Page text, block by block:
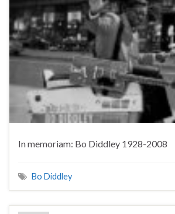
In memoriam: Bo Diddley 1928-2008
Bo Diddley